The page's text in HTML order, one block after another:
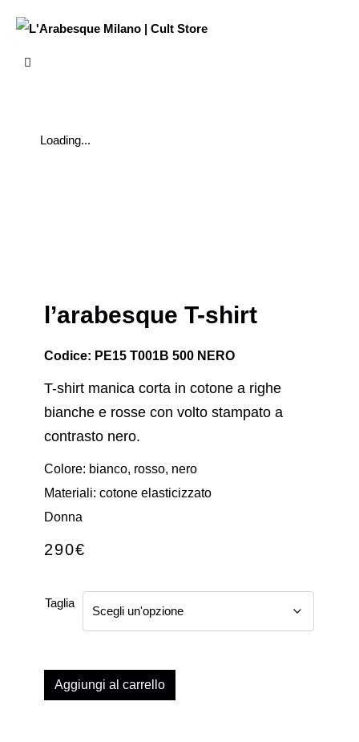
Loading...
l’arabesque T-shirt
Codice: PE15 T001B 500 NERO
T-shirt manica corta in cotone a righe
bianche e rosse con volto stampato a
contrasto nero.
Colore: bianco, rosso, nero
Materiali: cotone elasticizzato
Donna
290€
Taglia
Aggiungi al carrello